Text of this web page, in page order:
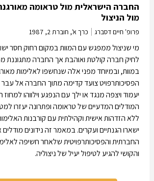
החברה הישראלית מול טראומה
מול הניצול
פרופ' חיים דסברג כרך א', חוברת 2, 1987
מי שניצול ממפגש עם המוות במקום רחוק חסר
לחיק חברה קולטת ואוהבת אך החברה מתגוננת
במוות, ובמיוחד מפני אלה שנחשפו לאלימות
הפסיכותרפויט צועד קדימה מתוך החברה אל
יעמוד ויצפה מנגד או ילך עם הנפגע וילווהו
המודלים המדעיים של טראומה ופתרונה יעזרו
ללא הזדהות אישית וקהילתית עם קורבנות
ישארו הגנתיים ועקרים. במאמר זה נידונים
החברתית והפסיכותרפויטית שלאחר חשיפה
והקושי להגיע לטיפול יעיל של ניצוליה.